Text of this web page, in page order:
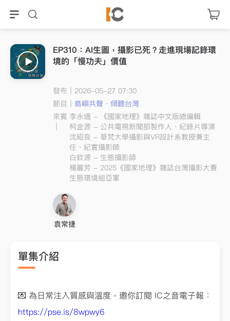
EP310：AI生圖，攝影已死？走進現場記錄環
境的「慢功夫」價值
發布｜2026-05-27 07:30
節目｜ 島嶼共聲．傾聽台灣
來賓 李永適 - 《國家地理》雜誌中文版總編輯
柯金源 - 公共電視新聞部製作人、紀錄片導演
沈昭良 - 華梵大學攝影與VR設計系教授兼主
任、紀實攝影師
白欽源 - 生態攝影師
楊麗芳 - 2025《國家地理》雜誌台灣攝影大賽
生態環境組亞軍
袁常捷
單集介紹
💌 為日常注入質感與溫度，邀你訂閱 IC之音電子報：
https://pse.is/8wpwy6